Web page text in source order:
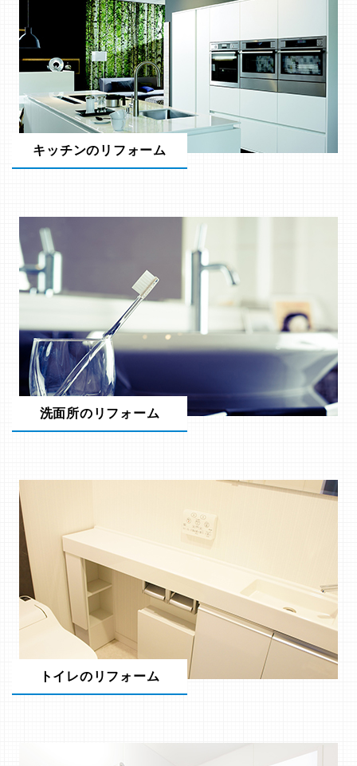
キッチンのリフォーム
洗面所のリフォーム
トイレのリフォーム